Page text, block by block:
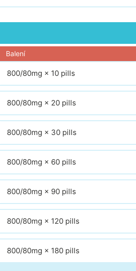
Balení
800/80mg × 10 pills
800/80mg × 20 pills
800/80mg × 30 pills
800/80mg × 60 pills
800/80mg × 90 pills
800/80mg × 120 pills
800/80mg × 180 pills